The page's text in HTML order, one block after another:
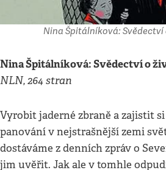
Nina Špitálníková: Svědectví
Nina Špitálníková: Svědectví o
NLN, 264 stran
Vyrobit jaderné zbraně a zajistit
panování v nejstrašnější zemi
dostáváme z denních zpráv o
jim uvěřit. Jak ale v tomhle